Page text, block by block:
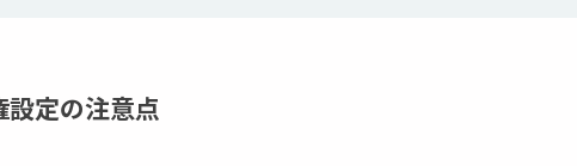
定の注意点